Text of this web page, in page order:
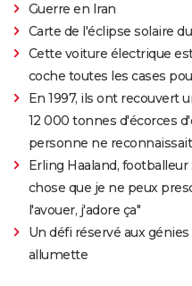
Guerre en Iran
Carte de l'éclipse solaire
Cette voiture électrique
coche toutes les cases
En 1997, ils ont recouvert
12 000 tonnes d'écorces
personne ne
Erling Haaland,
chose que je ne peux
l'avouer, j'adore ça"
Un défi réservé aux
allumette